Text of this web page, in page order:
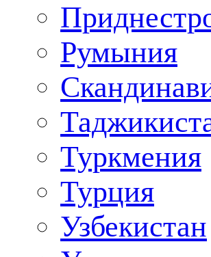
Румыния
Туркмения
Турция
Узбекистан